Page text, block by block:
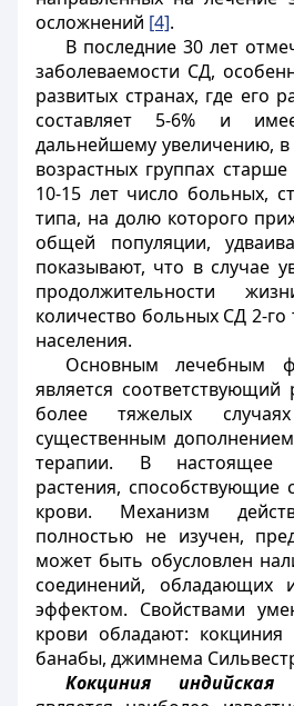
осложнений [4].
В последние 30 лет
заболеваемости СД,
развитых странах, где его
составляет 5-6% и
дальнейшему увеличению,
возрастных группах
10-15 лет число больных,
типа, на долю которого
общей популяции,
показывают, что в случае
продолжительности
количество больных СД 2-го
населения.
Основным лечебным
является
более тяжелых
существенным
терапии. В настоящее
растения, способствующие
крови. Механизм
полностью не изучен,
может быть обусловлен
соединений, обладающих
эффектом. Свойствами
крови обладают: кокциния
банабы, джимнема
Кокциния индийская